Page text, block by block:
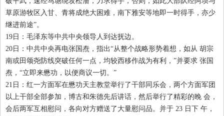
草原游牧区入甘、青将成绝大困难，南下雅安等地即一时得手，亦少
继进前途”。
19 日：毛泽东等中共中央领导人到达抚边。
20 日：中共中央再电张国焘，指出“从整个战略形势着想，如从 胡宗
南或田颂尧防线突破任何一点，均较西移作战为有利，”并要求 张国
焘，“立即来懋功，以便商议一切。”
21 日：红一方面军在懋功天主教堂举行了干部同乐会，两个方面军团
以上干部全部参加，博古和朱德先后讲话，然后举行了精彩的晚 会，
会后两军互相慰问，各向对方赠送了大量慰问品。并于 23 日下 午，